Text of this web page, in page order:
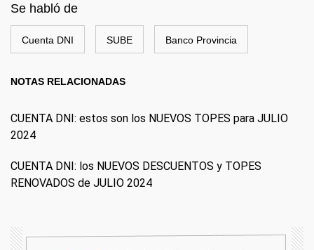
Se habló de
Cuenta DNI SUBE Banco Provincia
NOTAS RELACIONADAS
CUENTA DNI: estos son los NUEVOS TOPES para JULIO
2024
CUENTA DNI: los NUEVOS DESCUENTOS y TOPES
RENOVADOS de JULIO 2024